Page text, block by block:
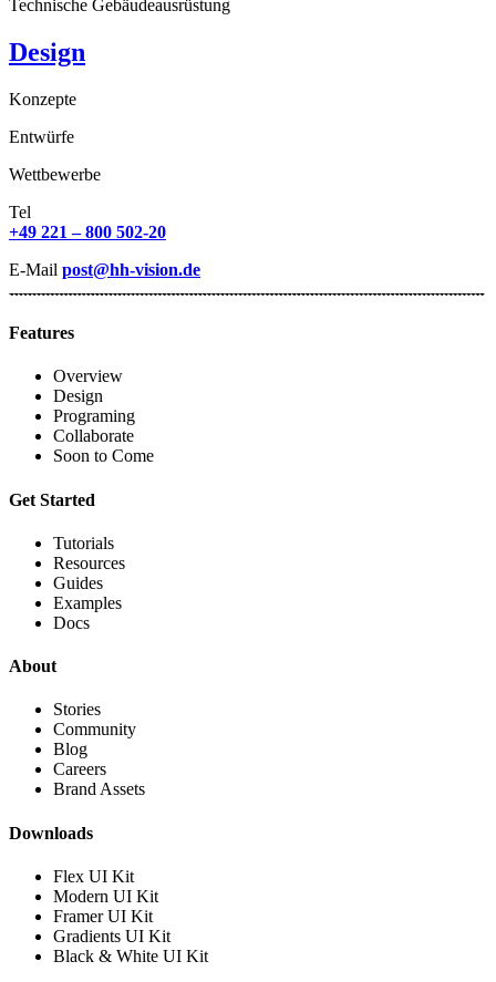
Technische Gebäudeausrüstung
Design
Konzepte
Entwürfe
Wettbewerbe
Tel
+49 221 – 800 502-20
E-Mail post@hh-vision.de
Features
Overview
Design
Programing
Collaborate
Soon to Come
Get Started
Tutorials
Resources
Guides
Examples
Docs
About
Stories
Community
Blog
Careers
Brand Assets
Downloads
Flex UI Kit
Modern UI Kit
Framer UI Kit
Gradients UI Kit
Black & White UI Kit